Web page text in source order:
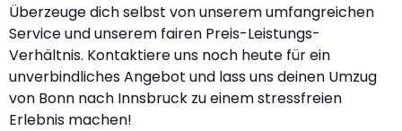
Überzeuge dich selbst von unserem umfangreichen
Service und unserem fairen Preis-Leistungs-
Verhältnis. Kontaktiere uns noch heute für ein
unverbindliches Angebot und lass uns deinen Umzug
von Bonn nach Innsbruck zu einem stressfreien
Erlebnis machen!